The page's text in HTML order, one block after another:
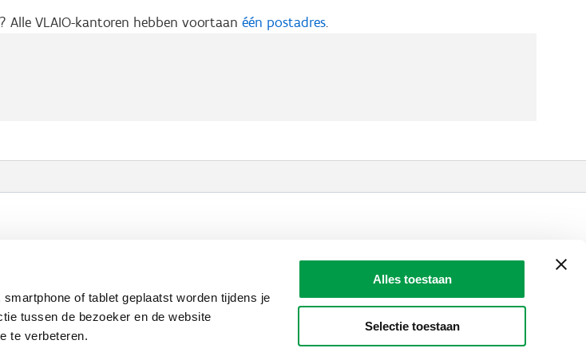
of tablet geplaatst worden tijdens je
tussen de bezoeker en de website
te verbeteren.
Alles toestaan
Selectie toestaan
Alle VLAIO-kantoren hebben voortaan één postadres.
Communicatieverplichtingen & logo'sKlachten, meldingen & fraudebestrijding